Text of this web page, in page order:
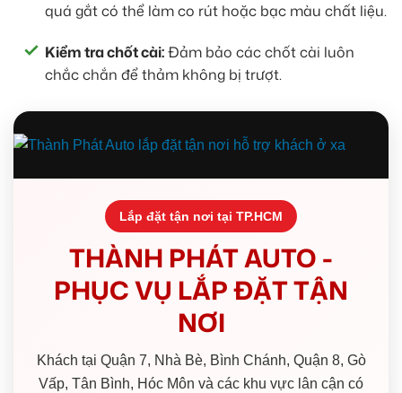
quá gắt có thể làm co rút hoặc bạc màu chất liệu.
Kiểm tra chốt cài:Đảm bảo các chốt cài luôn
chắc chắn để thảm không bị trượt.
Lắp đặt tận nơi tại TP.HCM
THÀNH PHÁT AUTO -
PHỤC VỤ LẮP ĐẶT TẬN
NƠI
Khách tại Quận 7, Nhà Bè, Bình Chánh, Quận 8, Gò
Vấp, Tân Bình, Hóc Môn và các khu vực lân cận có